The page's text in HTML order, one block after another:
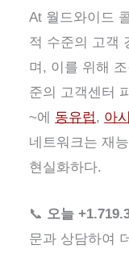
At 월드와이드
적 수준의 고객
며, 이를 위해
준의 고객센터
~에 동유럽, 아
네트워크는재
현실화하다.
📞 오늘
문과 상담하여